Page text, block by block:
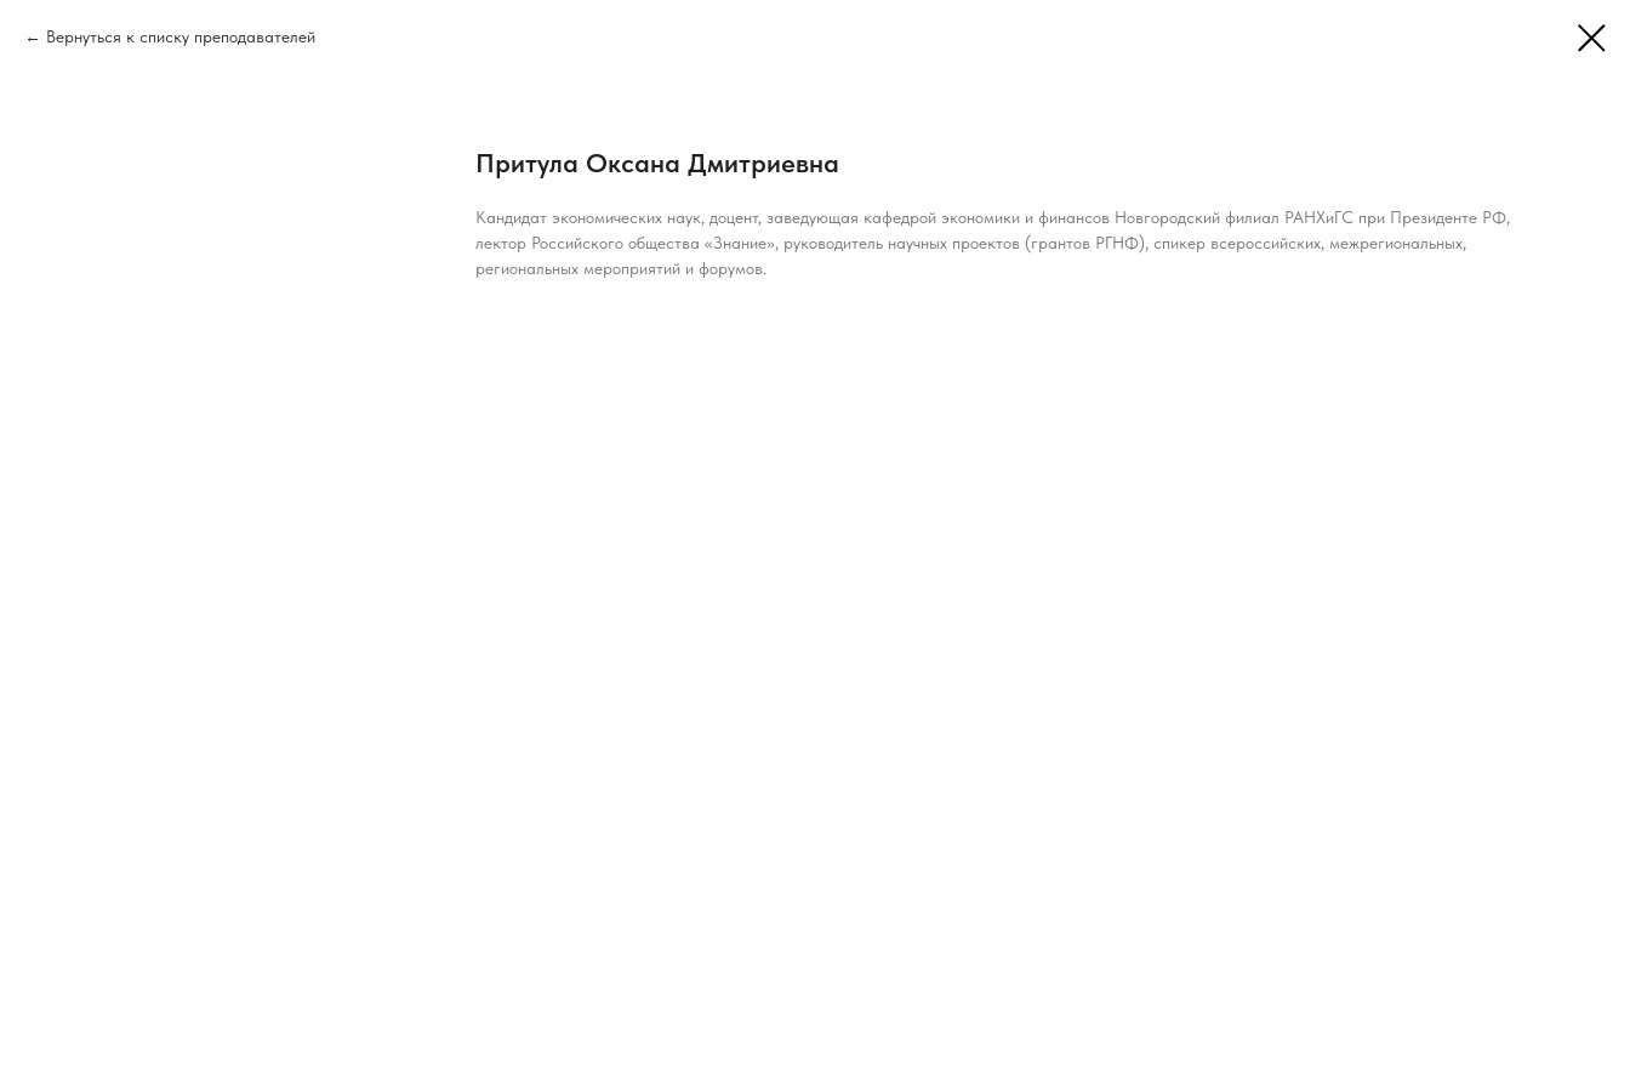
Вернуться к списку преподавателей
Притула Оксана Дмитриевна
Кандидат экономических наук, доцент, заведующая кафедрой экономики и финансов Новгородский филиал РАНХиГС при Президенте РФ,
лектор Российского общества «Знание», руководитель научных проектов (грантов РГНФ), спикер всероссийских, межрегиональных,
региональных мероприятий и форумов.